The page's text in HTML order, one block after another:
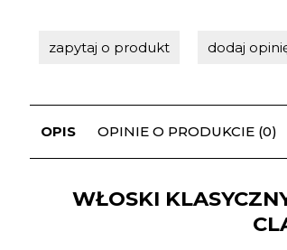
zapytaj o produkt dodaj
OPIS OPINIE O PRODUKCIE (0)
WŁOSKI